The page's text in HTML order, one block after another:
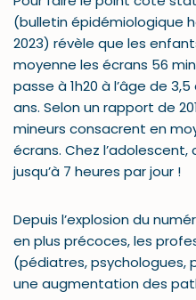
(bulletin épidémiologique
2023) révèle que les
moyenne les écrans 56
passe à 1h20 à l’âge de
ans. Selon un rapport de
mineurs consacrent en
écrans. Chez
jusqu’à 7 heures par jour !
Depuis l’explosion du
en plus précoces, les
(pédiatres, psychologues,
une augmentation des